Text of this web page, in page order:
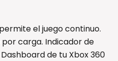
el juego continuo.
por carga. Indicador de
de tu Xbox 360